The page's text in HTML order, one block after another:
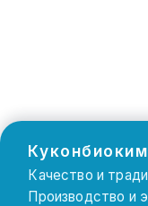
Качество и
Производство и